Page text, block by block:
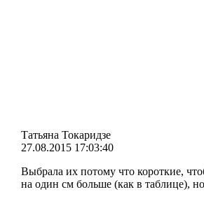
Татьяна Токаридзе
27.08.2015 17:03:40
Выбрала их потому что короткие,
на один см больше (как в таблице),